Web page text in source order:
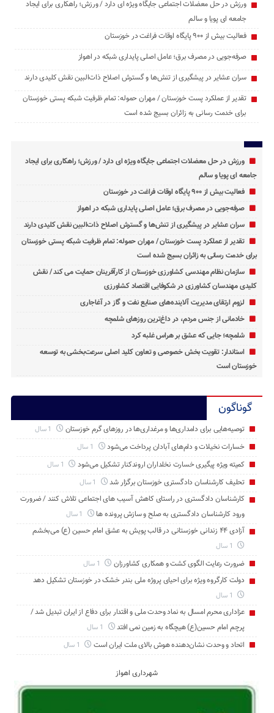
ورزش در حل معضلات اجتماعی جایگاه ویژه ای دارد / ورزش؛ راهکاری برای ایجاد
جامعه ‌ای پویا و سالم
فعالیت بیش از ۹۰۰ پایگاه اوقات فراغت در خوزستان
صرفه‌جویی در مصرف برق؛ عامل اصلی پایداری شبکه در اهواز
سران عشایر در پیشگیری از تنش‌ها و گسترش اصلاح ذات‌البین نقش کلیدی دارند
تقدیر از عملکرد پست خوزستان / مهران حموله: تمام ظرفیت‌ شبکه پستی خوزستان
برای خدمت ‌رسانی به زائران بسیج شده است
ورزش در حل معضلات اجتماعی جایگاه ویژه ای دارد / ورزش؛ راهکاری برای ایجاد
جامعه ‌ای پویا و سالم
فعالیت بیش از ۹۰۰ پایگاه اوقات فراغت در خوزستان
صرفه‌جویی در مصرف برق؛ عامل اصلی پایداری شبکه در اهواز
سران عشایر در پیشگیری از تنش‌ها و گسترش اصلاح ذات‌البین نقش کلیدی دارند
تقدیر از عملکرد پست خوزستان / مهران حموله: تمام ظرفیت‌ شبکه پستی خوزستان
برای خدمت ‌رسانی به زائران بسیج شده است
سازمان نظام مهندسی کشاورزی خوزستان از کارآفرینان حمایت می کند / نقش
کلیدی مهندسان کشاورزی در شکوفایی اقتصاد کشاورزی
لزوم ارتقای مدیریت آلاینده‌های صنایع نفت و گاز در آغاجاری
خادمانی از جنس مردم، در داغ‌ترین روزهای شلمچه
شلمچه؛ جایی که عشق بر هراس غلبه کرد
استاندار: تقویت بخش خصوصی و تعاون کلید اصلی سرعت‌بخشی به توسعه
خوزستان است
گوناگون
توصیه‌هایی برای دامداری‌ها و مرغداری‌ها در روزهای گرم خوزستان
خسارات نخیلات و دام‌های آبادان پرداخت می‌شود
کمیته ویژه پیگیری خسارت نخلداران اروندکنار تشکیل می‌شود
تحلیف کارشناسان دادگستری خوزستان برگزار شد
کارشناسان دادگستری در راستای کاهش آسیب های اجتماعی تلاش کنند / ضرورت
ورود کارشناسان دادگستری به صلح و سازش پرونده ها
آزادی ۴۴ زندانی خوزستانی در قالب پویش به عشق امام حسین (ع) می‌بخشم
ضرورت رعایت الگوی کشت و همکاری کشاورزان
دولت کارگروه ویژه برای احیای پروژه ملی بندر خشک در خوزستان تشکیل دهد
عزاداری محرم امسال به نماد وحدت ملی و اقتدار برای دفاع از ایران تبدیل شد /
پرچم امام حسین(ع) هیچگاه به زمین نمی افتد
اتحاد و وحدت نشان‌دهنده هوش بالای ملت ایران است
شهرداری اهواز